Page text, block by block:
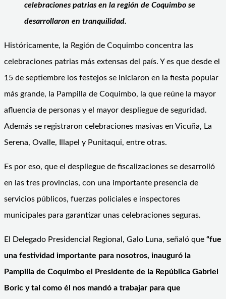
celebraciones patrias en la región de Coquimbo se
desarrollaron en tranquilidad.
Históricamente, la Región de Coquimbo concentra las
celebraciones patrias más extensas del país. Y es que desde el
15 de septiembre los festejos se iniciaron en la fiesta popular
más grande, la Pampilla de Coquimbo, la que reúne la mayor
afluencia de personas y el mayor despliegue de seguridad.
Además se registraron celebraciones masivas en Vicuña, La
Serena, Ovalle, Illapel y Punitaqui, entre otras.
Es por eso, que el despliegue de fiscalizaciones se desarrolló
en las tres provincias, con una importante presencia de
servicios públicos, fuerzas policiales e inspectores
municipales para garantizar unas celebraciones seguras.
El Delegado Presidencial Regional, Galo Luna, señaló que “fue
una festividad importante para nosotros, inauguró la
Pampilla de Coquimbo el Presidente de la República Gabriel
Boric y tal como él nos mandó a trabajar para que